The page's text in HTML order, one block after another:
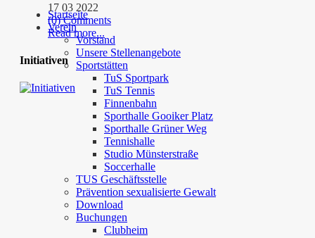
Startseite
Verein
Vorstand
Unsere Stellenangebote
Sportstätten
TuS Sportpark
TuS Tennis
Finnenbahn
Sporthalle Gooiker Platz
Sporthalle Grüner Weg
Tennishalle
Studio Münsterstraße
Soccerhalle
TUS Geschäftsstelle
Prävention sexualisierte Gewalt
Download
Buchungen
Clubheim
17 03 2022
(0) Comments
Read more...
Initiativen